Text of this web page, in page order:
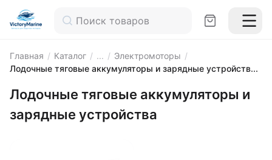
Главная / Каталог / ... / Электромоторы /
Лодочные тяговые аккумуляторы и зарядные устройств...
Лодочные тяговые аккумуляторы и
зарядные устройства